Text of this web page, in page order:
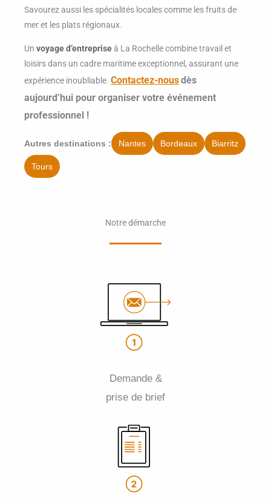
Savourez aussi les spécialités locales comme les fruits de
mer et les plats régionaux.
Un voyage d’entrepriseà La Rochelle combine travail et
loisirs dans un cadre maritime exceptionnel, assurant une
expérience inoubliable. Contactez-nousdès
aujourd’hui pour organiser votre événement
professionnel !
Autres destinations : Nantes Bordeaux Biarritz
Tours
Notre démarche
Demande &
prise de brief